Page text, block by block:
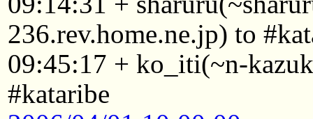
236.rev.home.ne.jp) to
09:45:17 + ko_iti(~n-
#kataribe